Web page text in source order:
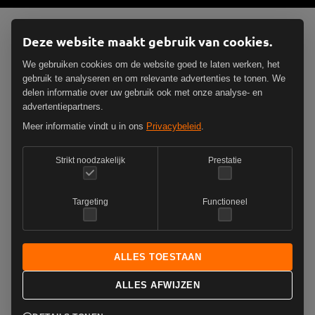
Deze website maakt gebruik van cookies.
We gebruiken cookies om de website goed te laten werken, het
gebruik te analyseren en om relevante advertenties te tonen. We
delen informatie over uw gebruik ook met onze analyse- en
advertentiepartners.
Meer informatie vindt u in ons Privacybeleid.
Strikt noodzakelijk Prestatie
Targeting Functioneel
ALLES TOESTAAN
ALLES AFWIJZEN